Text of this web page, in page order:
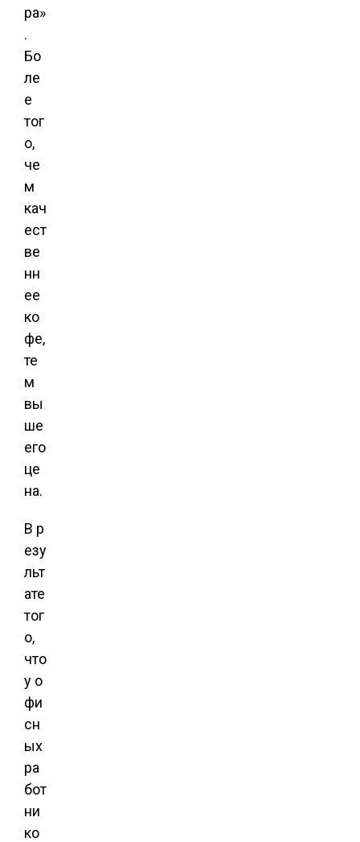
ра»
.
Бо
ле
е
тог
о,
че
м
кач
ест
ве
нн
ее
ко
фе,
те
м
вы
ше
его
це
на.
В р
езу
льт
ате
тог
о,
что
у о
фи
сн
ых
ра
бот
ни
ко